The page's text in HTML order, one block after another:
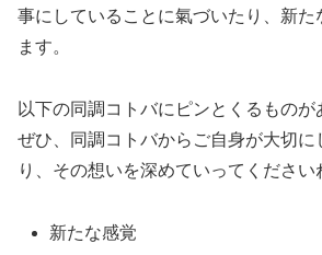
事にしていることに氣づいたり、新た
ます。
以下の同調コトバにピンとくるものが
ぜひ、同調コトバからご自身が大切に
り、その想いを深めていってください
新たな感覚